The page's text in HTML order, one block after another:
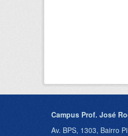
Campus Prof. José
Av. BPS, 1303, Bairro